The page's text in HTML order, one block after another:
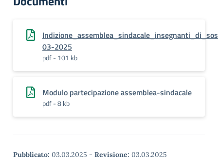
03-2025
pdf - 101 kb
Modulo partecipazione assemblea-sindacale
pdf - 8 kb
Pubblicato: 03.03.2025 - Revisione: 03.03.2025